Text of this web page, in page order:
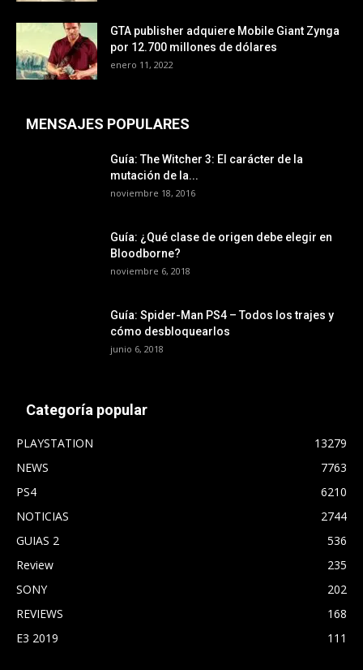
GTA publisher adquiere Mobile Giant Zynga
por 12.700 millones de dólares
enero 11, 2022
MENSAJES POPULARES
Guía: The Witcher 3: El carácter de la
mutación de la...
noviembre 18, 2016
Guía: ¿Qué clase de origen debe elegir en
Bloodborne?
noviembre 6, 2018
Guía: Spider-Man PS4 – Todos los trajes y
cómo desbloquearlos
junio 6, 2018
Categoría popular
PLAYSTATION
13279
NEWS
7763
PS4
6210
NOTICIAS
2744
GUIAS 2
536
Review
235
SONY
202
REVIEWS
168
E3 2019
111